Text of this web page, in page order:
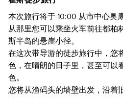
本次旅行将于 10:00 从市中心奥
从那里您可以乘坐火车前往都柏
斯半岛的悬崖小径。
在这次带导游的徒步旅行中，您
色，在晴朗的日子里，甚至可以
色。
您将从渔码头的墙壁出发，沿着